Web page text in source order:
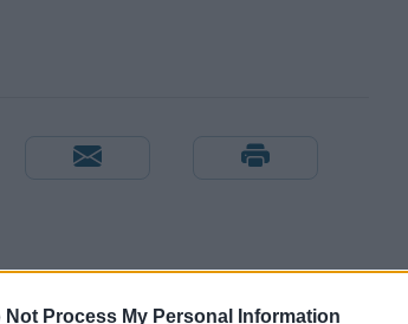
Not Process My Personal Information